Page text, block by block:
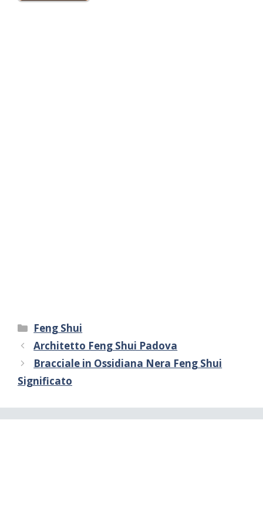
Categorie
Feng Shui
Architetto Feng Shui Padova
Bracciale in Ossidiana Nera Feng Shui
Significato